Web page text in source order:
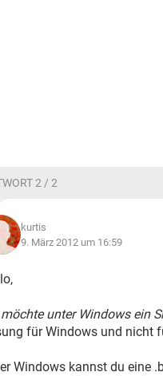
2 / 2
kurtis
9. März 2012 um 16:59
unter Windows ein
für Windows und nicht
Windows kannst du eine